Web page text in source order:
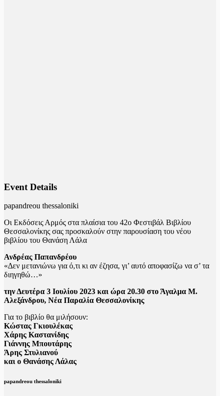
Event Details
papandreou thessaloniki
Oι Εκδόσεις Αρμός στα πλαίσια του 42ο Φεστιβάλ Βιβλίου
Θεσσαλονίκης σας προσκαλούν στην παρουσίαση του νέου
βιβλίου του Θανάση Λάλα
Ανδρέας Παπανδρέου
«Δεν μετανιώνω για ό,τι κι αν έζησα, γι’ αυτό αποφασίζω να σ’ τα
διηγηθώ…»
την Δευτέρα 3 Ιουλίου 2023 και ώρα 20.30 στο Άγαλμα Μ.
Αλεξάνδρου, Νέα Παραλία Θεσσαλονίκης
Για το βιβλίο θα μιλήσουν:
Κώστας Γκιουλέκας
Χάρης Καστανίδης
Γιάννης Μπουτάρης
Άρης Στυλιανού
και ο Θανάσης Λάλας
papandreou thessaloniki